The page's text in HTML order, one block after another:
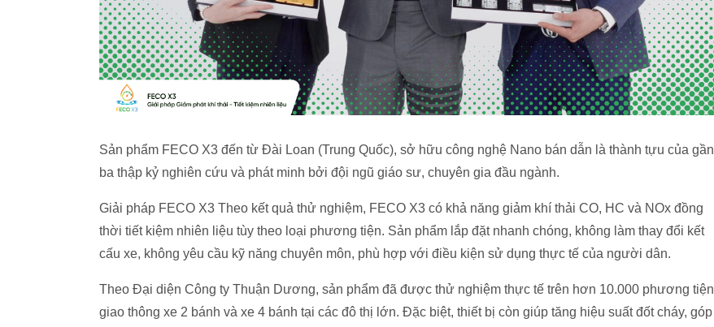
Sản phẩm FECO X3 đến từ Đài Loan (Trung Quốc), sở hữu công nghệ Nano bán dẫn là thành tựu của gần
ba thập kỷ nghiên cứu và phát minh bởi đội ngũ giáo sư, chuyên gia đầu ngành.
Giải pháp FECO X3 Theo kết quả thử nghiệm, FECO X3 có khả năng giảm khí thải CO, HC và NOx đồng
thời tiết kiệm nhiên liệu tùy theo loại phương tiện. Sản phẩm lắp đặt nhanh chóng, không làm thay đổi kết
cấu xe, không yêu cầu kỹ năng chuyên môn, phù hợp với điều kiện sử dụng thực tế của người dân.
Theo Đại diện Công ty Thuận Dương, sản phẩm đã được thử nghiệm thực tế trên hơn 10.000 phương tiện
giao thông xe 2 bánh và xe 4 bánh tại các đô thị lớn. Đặc biệt, thiết bị còn giúp tăng hiệu suất đốt cháy, góp